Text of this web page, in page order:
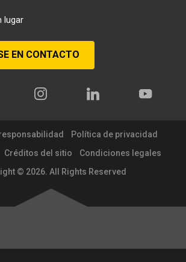
lugar
EN CONTACTO
Política de privacidad
Créditos del sitio
Condiciones legales
© 2026. All Rights Reserved